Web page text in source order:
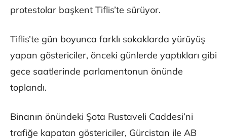
protestolar başkent Tiflis’te sürüyor.
Tiflis’te gün boyunca farklı sokaklarda yürüyüş
yapan göstericiler, önceki günlerde yaptıkları gibi
gece saatlerinde parlamentonun önünde
toplandı.
Binanın önündeki Şota Rustaveli Caddesi’ni
trafiğe kapatan göstericiler, Gürcistan ile AB